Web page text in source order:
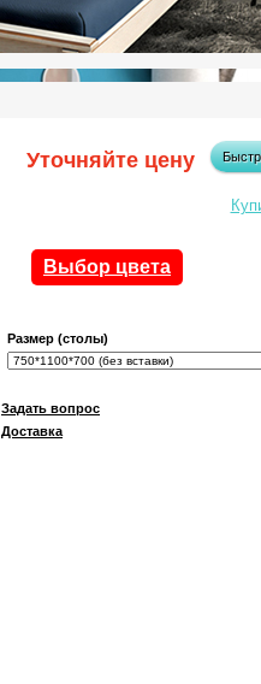
Уточняйте цену
Выбор цвета
Размер (столы)
Задать вопрос
Доставка